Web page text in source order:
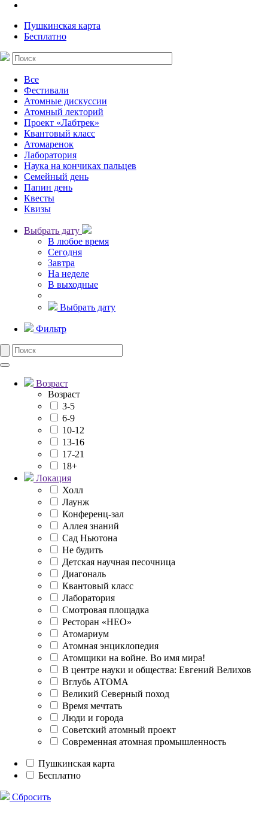
Пушкинская карта
Бесплатно
Все
Фестивали
Атомные дискуссии
Атомный лекторий
Проект «Лабтрек»
Квантовый класс
Атомаренок
Лаборатория
Наука на кончиках пальцев
Семейный день
Папин день
Квесты
Квизы
Выбрать дату
В любое время
Сегодня
Завтра
На неделе
В выходные
Выбрать дату
Фильтр
Возраст
Возраст
3-5
6-9
10-12
13-16
17-21
18+
Локация
Холл
Лаунж
Конференц-зал
Аллея знаний
Сад Ньютона
Не будить
Детская научная песочница
Диагональ
Квантовый класс
Лаборатория
Смотровая площадка
Ресторан «НЕО»
Атомариум
Атомная энциклопедия
Атомщики на войне. Во имя мира!
В центре науки и общества: Евгений Велихов
Вглубь АТОМА
Великий Северный поход
Время мечтать
Люди и города
Советский атомный проект
Современная атомная промышленность
Пушкинская карта
Бесплатно
Сбросить